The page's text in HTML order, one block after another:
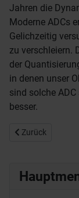
Jahren die
Moderne ADCs
Gelichzeitig
zu verschleiern.
der
in denen unser
sind solche
besser.
Vorheriger
Zurück